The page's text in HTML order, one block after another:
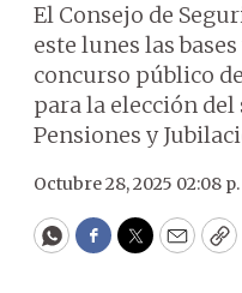
El Consejo de
este lunes las
concurso público
para la elección
Pensiones y
Octubre 28, 2025 02:08 p.
WhatsApp
Facebook
Twitter
Email